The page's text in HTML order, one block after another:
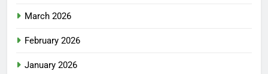
March 2026
February 2026
January 2026